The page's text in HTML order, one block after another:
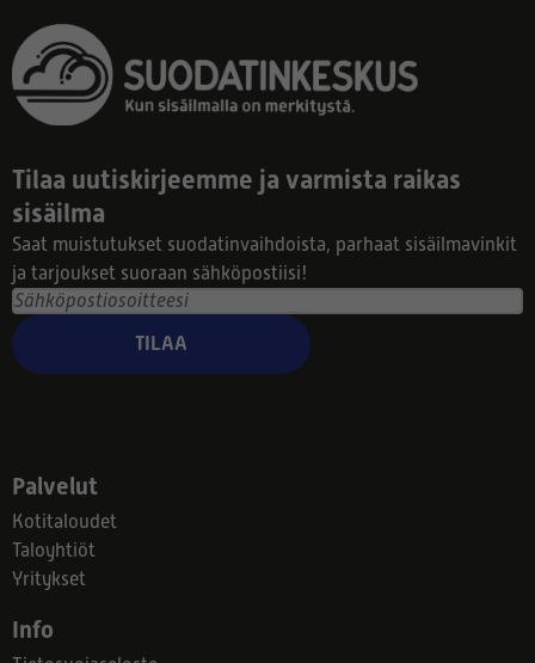
Tilaa uutiskirjeemme ja varmista raikas
sisäilma
Saat muistutukset suodatinvaihdoista, parhaat sisäilmavinkit
ja tarjoukset suoraan sähköpostiisi!
TILAA
Palvelut
Kotitaloudet
Taloyhtiöt
Yritykset
Info